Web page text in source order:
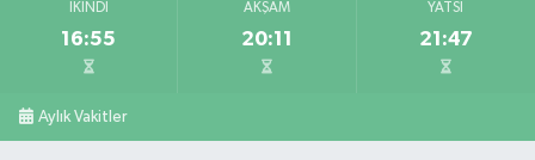
İKINDI
16:55
AKŞAM
20:11
YATSI
21:47
Aylık Vakitler